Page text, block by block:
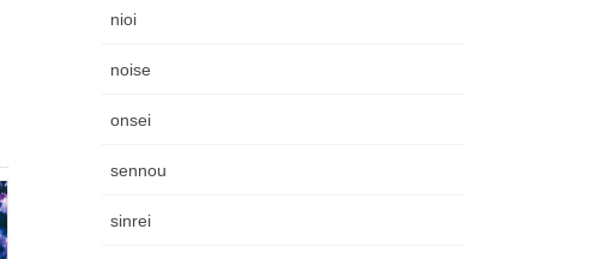
nioi
noise
onsei
sennou
sinrei